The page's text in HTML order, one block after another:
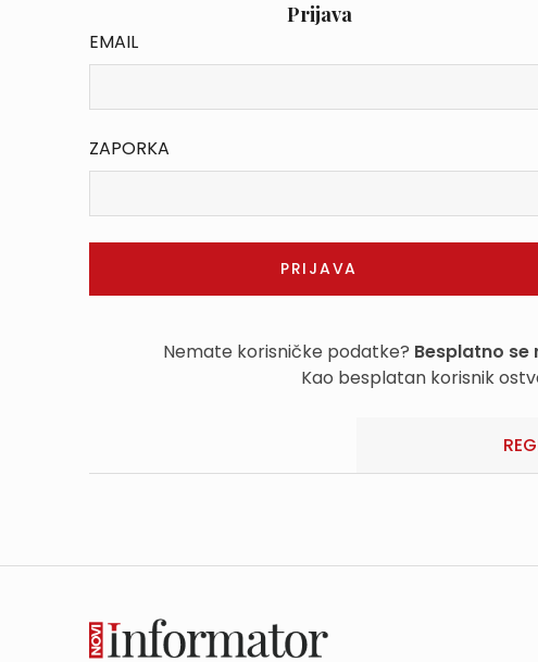
Prijava
EMAIL
ZAPORKA
Nemate korisničke podatke? Besplatno
Kao besplatan korisnik